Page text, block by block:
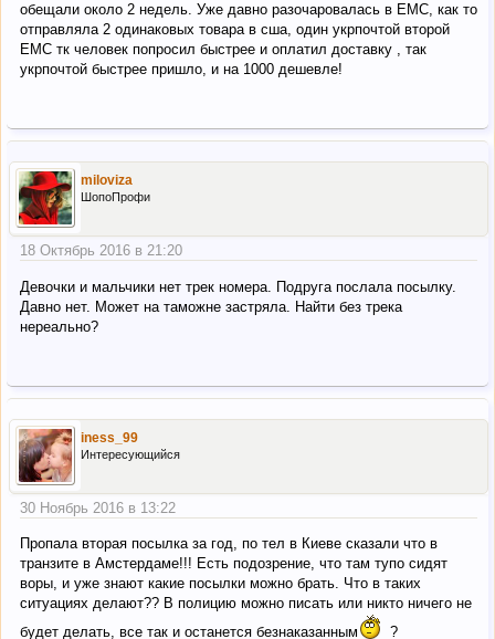
обещали около 2 недель. Уже давно разочаровалась в ЕМС, как то
отправляла 2 одинаковых товара в сша, один укрпочтой второй
ЕМС тк человек попросил быстрее и оплатил доставку , так
укрпочтой быстрее пришло, и на 1000 дешевле!
miloviza
ШопоПрофи
18 Октябрь 2016 в 21:20
Девочки и мальчики нет трек номера. Подруга послала посылку.
Давно нет. Может на таможне застряла. Найти без трека
нереально?
iness_99
Интересующийся
30 Ноябрь 2016 в 13:22
Пропала вторая посылка за год, по тел в Киеве сказали что в
транзите в Амстердаме!!! Есть подозрение, что там тупо сидят
воры, и уже знают какие посылки можно брать. Что в таких
ситуациях делают?? В полицию можно писать или никто ничего не
будет делать, все так и останется безнаказанным
?